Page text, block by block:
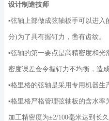
设计制造技师
▪弦轴上部做成弦轴板手可以进
分)为了具有握钉力，凿有齿纹。
▪弦轴的第一要点是高精密度和
密度误差会令握钉力不均衡，造成
▪格里格的弦轴是采用专用机器生
▪格里格严格管理弦轴板的含水率
加工精密度为±2/100毫米达到长